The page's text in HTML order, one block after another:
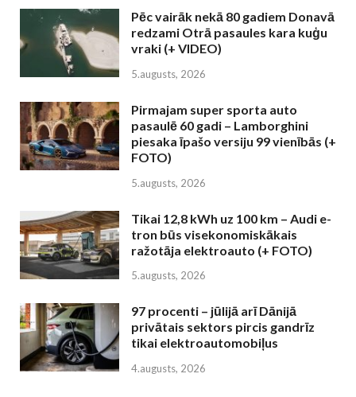
Pēc vairāk nekā 80 gadiem Donavā
redzami Otrā pasaules kara kuģu
vraki (+ VIDEO)
5.augusts, 2026
Pirmajam super sporta auto
pasaulē 60 gadi – Lamborghini
piesaka īpašo versiju 99 vienībās (+
FOTO)
5.augusts, 2026
Tikai 12,8 kWh uz 100 km – Audi e-
tron būs visekonomiskākais
ražotāja elektroauto (+ FOTO)
5.augusts, 2026
97 procenti – jūlijā arī Dānijā
privātais sektors pircis gandrīz
tikai elektroautomobiļus
4.augusts, 2026